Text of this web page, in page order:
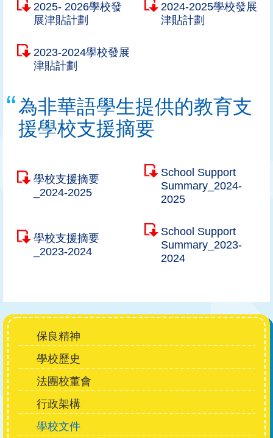
2025- 2026學校發
展津貼計劃
2024-2025學校發展
津貼計劃
2023-2024學校發展
津貼計劃
為非華語學生提供的教育支
援學校支援摘要
學校支援摘要
_2024-2025
School Support
Summary_2024-
2025
學校支援摘要
_2023-2024
School Support
Summary_2023-
2024
Main
navigation
保良精神
學校歷史
法團校董會
行政架構
學校文件